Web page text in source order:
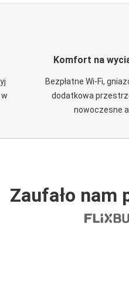
Komfort na
Bezpłatne Wi-Fi,
dodatkowa
nowoczesne
Zaufało nam